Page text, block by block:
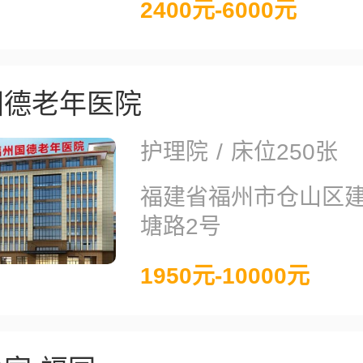
2400元-6000元
老年医院
护理院 / 床位250张
福建省福州市仓山区
塘路2号
1950元-10000元